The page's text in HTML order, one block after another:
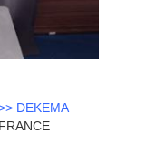
DEKEMA
FRANCE